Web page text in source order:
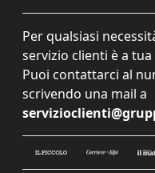
Per qualsiasi
servizio clienti è a
Puoi contattarci al
scrivendo una mail a